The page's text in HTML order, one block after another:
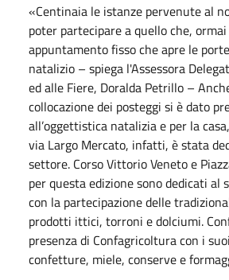
«Centinaia le istanze pervenute al
poter partecipare a quello che,
appuntamento fisso che apre le
natalizio – spiega l'Assessora
ed alle Fiere, Doralda Petrillo –
collocazione dei posteggi si è dato
all’oggettistica natalizia e per la
via Largo Mercato, infatti, è stata
settore. Corso Vittorio Veneto e
per questa edizione sono dedicati
con la partecipazione delle
prodotti ittici, torroni e dolciumi.
presenza di Confagricoltura con i
confetture, miele, conserve e